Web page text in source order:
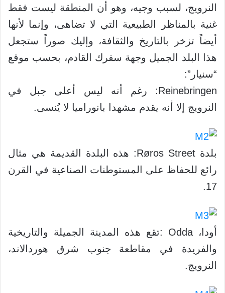
النرويج، لسبب وجيه، وهو أن المنطقة ليست فقط
غنية بالمناظر الطبيعية التي لا تضاهى، وإنما لأنها
أيضاً تزخر بالتاريخ والثقافة، وإليك صوراً ستجعل
هذا البلد الجميل وجهة سفرك القادم، بحسب موقع
“سنيار”:
Reinebringen: رغم أنه ليس أعلى جبل في
النرويج إلا أنه يقدم مشهدا بانوراميا لا يُنسى.
بلدة Røros Street: هذه البلدة القديمة هي مثال
رائع للحفاظ على المستوطنات الصناعية في القرن
17.
أودا، Odda :تقع هذه المدينة الجميلة والتاريخية
والفريدة في مقاطعة جنوب شرق هوردالاند،
النرويج.